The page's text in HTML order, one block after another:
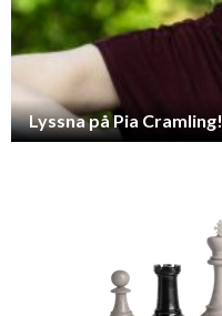
Lyssna på Pia Cramling!